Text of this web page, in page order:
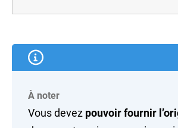
À noter
Vous devez pouvoir fournir